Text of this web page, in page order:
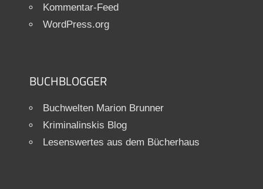
Kommentar-Feed
WordPress.org
BUCHBLOGGER
Buchwelten Marion Brunner
Kriminalinskis Blog
Lesenswertes aus dem Bücherhaus